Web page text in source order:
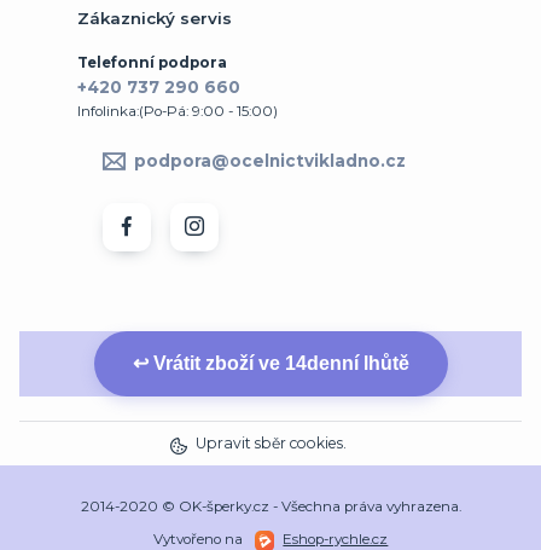
Zákaznický servis
Telefonní podpora
+420 737 290 660
Infolinka:(Po-Pá: 9:00 - 15:00)
podpora@ocelnictvikladno.cz
↩ Vrátit zboží ve 14denní lhůtě
Upravit sběr cookies.
2014-2020 © OK-šperky.cz - Všechna práva vyhrazena.
Vytvořeno na
Eshop-rychle.cz